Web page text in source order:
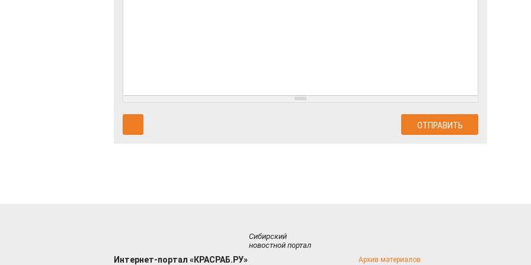
Сибирский
новостной портал
Интернет-портал «КРАСРАБ.РУ»
Архив материалов